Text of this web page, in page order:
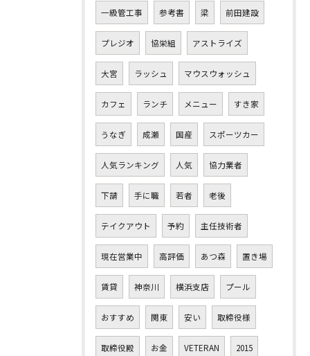
一級管工事 参考書 梁 前田建設
プレジオ 協栄組 アストライズ
大宮 ラッシュ マウスウォッシュ
カフェ ランチ メニュー すき家
うなぎ 成瀬 国産 スポーツカー
人気ランキング 人気 協力業者
下請 手に職 若者 老後
テイクアウト 予約 主任技術者
現在営業中 高評価 あつ森 置き場
賃貸 神奈川 横浜支店 プール
おすすめ 関東 安い 取締役様
取締役殿 お金 VETERAN 2015